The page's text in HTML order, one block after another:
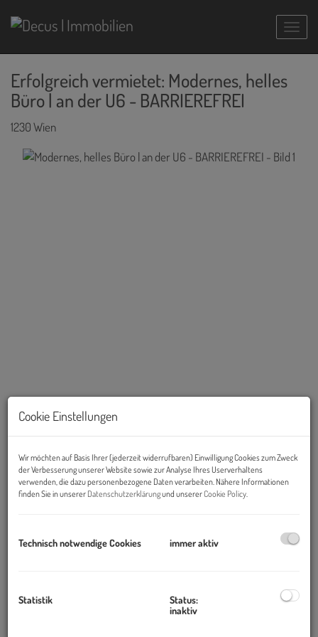
Erfolgreich vermietet: Modernes, helles
Büro | an der U6 - BARRIEREFREI
1230 Wien
Beschreibung
Objekt und Lage:
der Linie U6 entfernt.
Cookie Einstellungen
Wir möchten auf Basis Ihrer (jederzeit widerrufbaren) Einwilligung Cookies zum Zweck
der Verbesserung unserer Website sowie zur Analyse Ihres Userverhaltens
verwenden, die dazu personenbezogene Daten verarbeiten. Nähere Informationen
finden Sie in unserer Datenschutzerklärungund unsererCookie Policy.
Technisch notwendige Cookies immer aktiv
Statistik
Status:
inaktiv